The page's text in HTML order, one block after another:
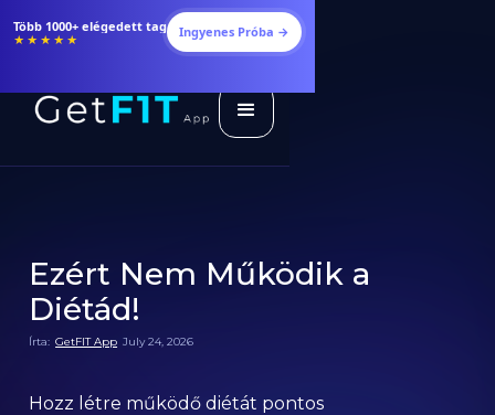
Étrendek, receptek és edzéstervek
★★★★★ Ingyenes Próba →
Ezért Nem Működik a
Diétád!
Írta: GetFIT App July 24, 2026
Hozz létre működő diétát pontos